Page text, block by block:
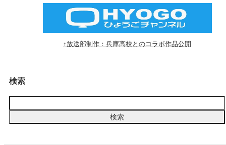
↑放送部制作：兵庫高校とのコラボ作品公開
検索